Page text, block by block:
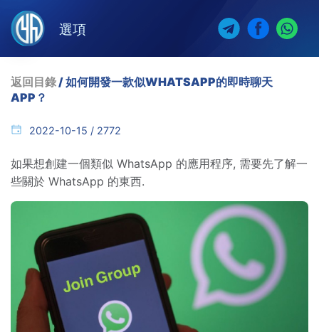
選項
返回目錄/ 如何開發一款似WHATSAPP的即時聊天
APP？
2022-10-15 / 2772
如果想創建一個類似 WhatsApp 的應用程序, 需要先了解一
些關於 WhatsApp 的東西.